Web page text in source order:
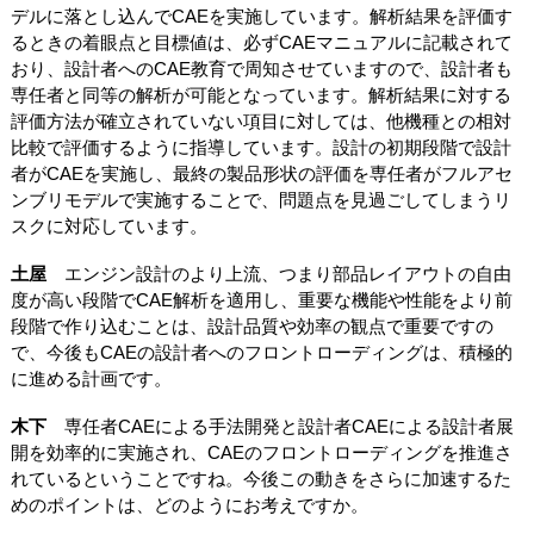
デルに落とし込んでCAEを実施しています。解析結果を評価す
るときの着眼点と目標値は、必ずCAEマニュアルに記載されて
おり、設計者へのCAE教育で周知させていますので、設計者も
専任者と同等の解析が可能となっています。解析結果に対する
評価方法が確立されていない項目に対しては、他機種との相対
比較で評価するように指導しています。設計の初期段階で設計
者がCAEを実施し、最終の製品形状の評価を専任者がフルアセ
ンブリモデルで実施することで、問題点を見過ごしてしまうリ
スクに対応しています。
土屋エンジン設計のより上流、つまり部品レイアウトの自由
度が高い段階でCAE解析を適用し、重要な機能や性能をより前
段階で作り込むことは、設計品質や効率の観点で重要ですの
で、今後もCAEの設計者へのフロントローディングは、積極的
に進める計画です。
木下専任者CAEによる手法開発と設計者CAEによる設計者展
開を効率的に実施され、CAEのフロントローディングを推進さ
れているということですね。今後この動きをさらに加速するた
めのポイントは、どのようにお考えですか。